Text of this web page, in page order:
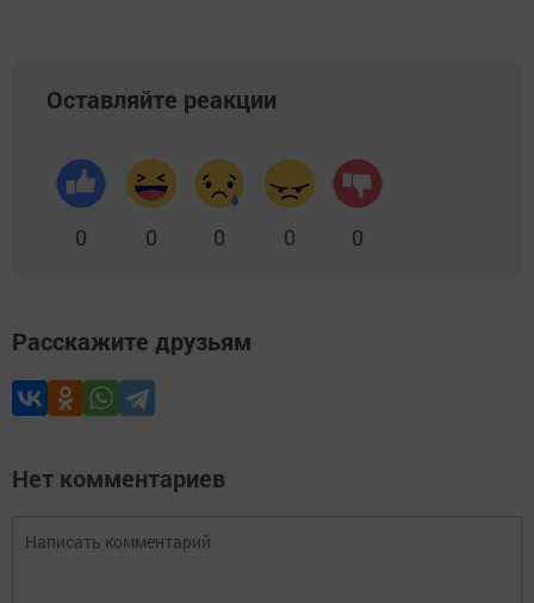
Оставляйте реакции
0 0 0 0 0
Расскажите друзьям
Нет комментариев